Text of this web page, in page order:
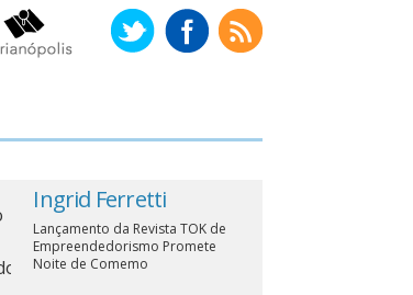
Ingrid Ferretti
Lançamento da Revista TOK de
Empreendedorismo Promete
Noite de Comemo